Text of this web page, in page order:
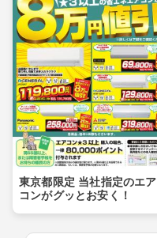
東京都限定 当社指定のエア
コンがグッとお安く！